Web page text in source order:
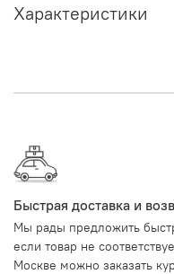
Характеристики
Быстрая доставка и
Мы рады предложить
если товар не
Москве можно заказать